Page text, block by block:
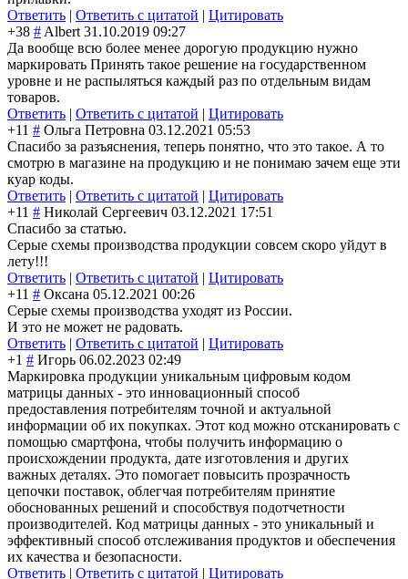
Ответить | Ответить с цитатой | Цитировать
+38 # Albert 31.10.2019 09:27
Да вообще всю более менее дорогую продукцию нужно
маркировать Принять такое решение на государственном
уровне и не распыляться каждый раз по отдельным видам
товаров.
Ответить | Ответить с цитатой | Цитировать
+11 # Ольга Петровна 03.12.2021 05:53
Спасибо за разъяснения, теперь понятно, что это такое. А то
смотрю в магазине на продукцию и не понимаю зачем еще эти
куар коды.
Ответить | Ответить с цитатой | Цитировать
+11 # Николай Сергеевич 03.12.2021 17:51
Спасибо за статью.
Серые схемы производства продукции совсем скоро уйдут в
лету!!!
Ответить | Ответить с цитатой | Цитировать
+11 # Оксана 05.12.2021 00:26
Серые схемы производства уходят из России.
И это не может не радовать.
Ответить | Ответить с цитатой | Цитировать
+1 # Игорь 06.02.2023 02:49
Маркировка продукции уникальным цифровым кодом
матрицы данных - это инновационный способ
предоставления потребителям точной и актуальной
информации об их покупках. Этот код можно отсканировать с
помощью смартфона, чтобы получить информацию о
происхождении продукта, дате изготовления и других
важных деталях. Это помогает повысить прозрачность
цепочки поставок, облегчая потребителям принятие
обоснованных решений и способствуя подотчетности
производителей. Код матрицы данных - это уникальный и
эффективный способ отслеживания продуктов и обеспечения
их качества и безопасности.
Ответить | Ответить с цитатой | Цитировать